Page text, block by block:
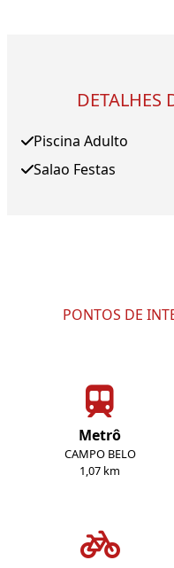
Piscina Adulto
Salao Festas
PONTOS DE
Metrô
CAMPO BELO
1,07 km